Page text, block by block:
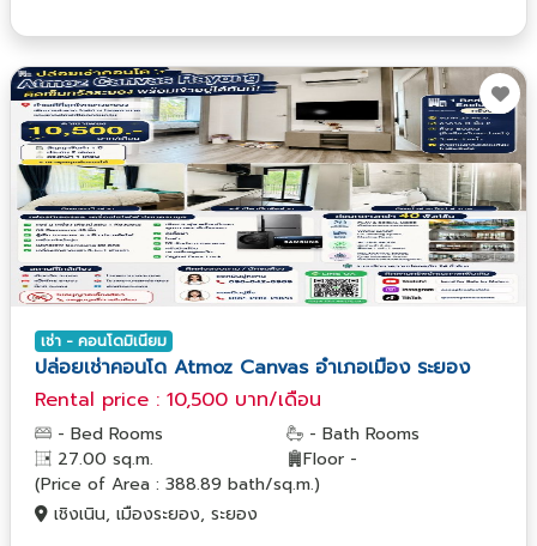
เช่า - คอนโดมิเนียม
ปล่อยเช่าคอนโด Atmoz Canvas อำเภอเมือง ระยอง
Rental price : 10,500 บาท/เดือน
- Bed Rooms
- Bath Rooms
27.00 sq.m.
Floor -
(Price of Area : 388.89 bath/sq.m.)
เชิงเนิน, เมืองระยอง, ระยอง